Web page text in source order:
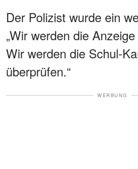
Der Polizist wurde ein
„Wir werden die
Wir werden die Schul-
überprüfen.“
WERBUNG